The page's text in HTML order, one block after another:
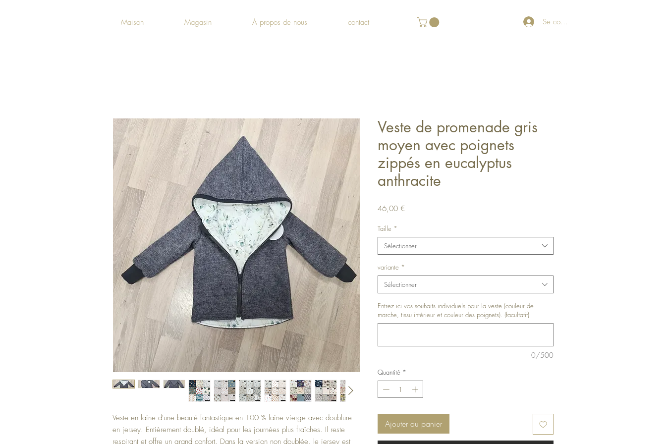
Maison Magasin À propos de nous contact Se connecter
Veste en laine d'une beauté fantastique en 100 % laine vierge avec doublure
en jersey. Entièrement doublé, idéal pour les journées plus fraîches. Il reste
respirant et offre un grand confort. Dans la version non doublée, le jersey est
Veste de promenade gris
moyen avec poignets
zippés en eucalyptus
anthracite
46,00 €Prix
Taille *
Sélectionner
variante *
Sélectionner
Entrez ici vos souhaits individuels pour la veste (couleur de
marche, tissu intérieur et couleur des poignets). (facultatif)
0/500
Quantité *
Ajouter au panier